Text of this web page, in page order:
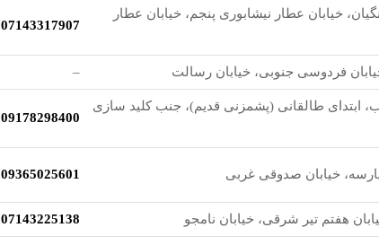
خیابان عطار نیشابوری پنجم، خیابان عطار
07143317907
فردوسی جنوبی، خیابان رسالت –
ابتدای طالقانی (پشمزنی قدیم)، جنب کلید سازی
09178298400
خیابان صدوقی غربی 09365025601
هفتم تیر شرقی، خیابان نامجو 07143225138